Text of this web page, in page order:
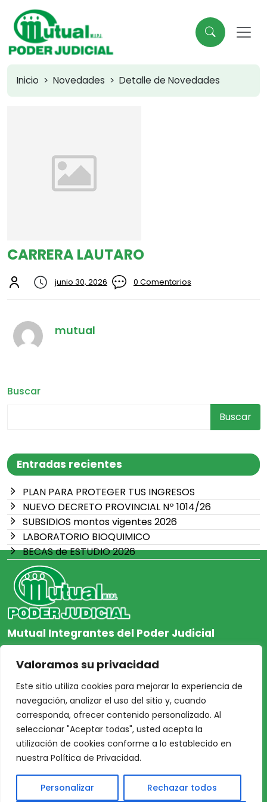
Valoramos su privacidad
Este sitio utiliza cookies para mejorar la experiencia de
navegación, analizar el uso del sitio y, cuando
corresponda, ofrecer contenido personalizado. Al
seleccionar "Aceptar todas", usted acepta la
utilización de cookies conforme a lo establecido en
nuestra Política de Privacidad.
Personalizar Rechazar todos
Buscar
Buscar
Entradas recientes
PLAN PARA PROTEGER TUS INGRESOS
NUEVO DECRETO PROVINCIAL Nº 1014/26
SUBSIDIOS montos vigentes 2026
LABORATORIO BIOQUIMICO
BECAS de ESTUDIO 2026
Inicio Novedades Detalle de Novedades
CARRERA LAUTARO
junio 30, 2026 0 Comentarios
mutual
Mutual Integrantes del Poder Judicial
afiliacion@mjpj.org.ar
+54 9 342 467-4510
NOSOTROS
Inicio
Acceso Asociados
Nosotros
CENTRO DE AYUDA
Protección de Datos
Personales